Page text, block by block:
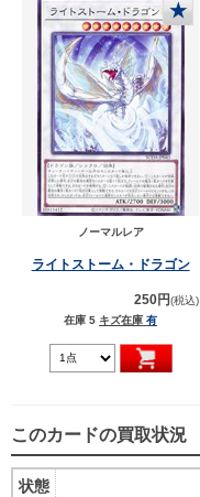
★
ノーマルレア
ライトストーム・ドラゴン
250円(税込)
在庫 5 キズ在庫 有
このカードの買取状況
状態